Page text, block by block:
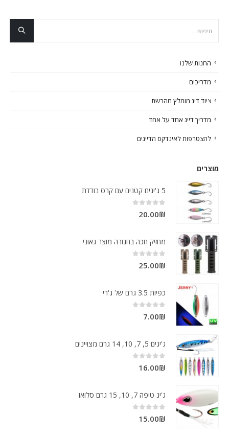
החנות שלנו
מדריכים
ציוד דיג מומלץ מהרשת
מדריך דייג אחד על אחד
להצטרפות לאינדקס הדייגים
מוצרים
5 ג'יגים קטנים עם קרס בודדת
20.00₪
מחזיק חכה בחגורה מוצר גאוני
25.00₪
כפיות 3.5 גרם של ג'רי
7.00₪
ג'יגים 5, 7, 10, 14 גרם מצויינים
16.00₪
ג'יג טיפה 7, 10, 15 גרם סלואו
15.00₪